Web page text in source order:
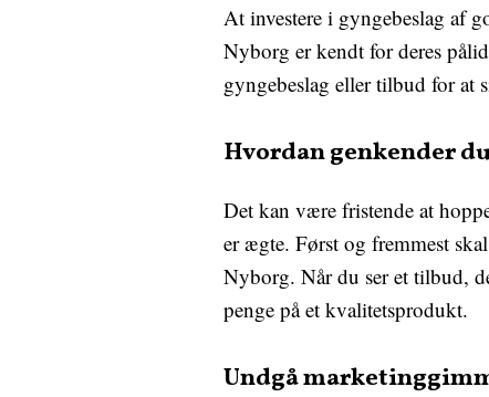
At investere i gyngebeslag af
Nyborg er kendt for deres
gyngebeslag eller tilbud for at
Hvordan genkender
Det kan være fristende at
er ægte. Først og fremmest
Nyborg. Når du ser et tilbud,
penge på et kvalitetsprodukt.
Undgå